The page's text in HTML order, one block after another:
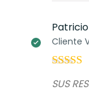
Patricio
Cliente
5de 5
SUS